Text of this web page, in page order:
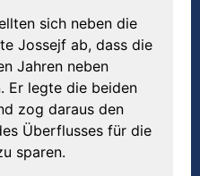
sich neben die
Jossejf ab, dass die
Jahren neben
Er legte die beiden
zog daraus den
Überflusses für die
sparen.